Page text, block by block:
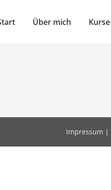
Über mich Kurse
Impressum |